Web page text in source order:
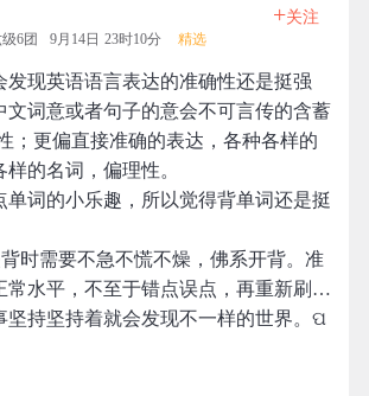
6团 9月14日 23时10分 精选
+关注
发现英语语言表达的准确性还是挺强
文词意或者句子的意会不可言传的含蓄
；更偏直接准确的表达，各种各样的
的名词，偏理性。
单词的小乐趣，所以觉得背单词还是挺
时需要不急不慌不燥，佛系开背。准
常水平，不至于错点误点，再重新刷…
坚持坚持着就会发现不一样的世界。ପ